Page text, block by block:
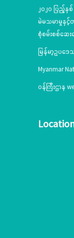
၂၀၂၀ ပြည့်
မဲမသမာမှုနှင့်တ
စုံစမ်းစစ်ဆေး
မြန်မာ့ဥပ
Myanmar
ဝန်ကြီးဌာန